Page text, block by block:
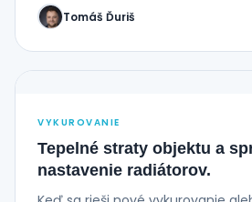
Tomáš Ďuriš
VYKUROVANIE
Tepelné straty objektu a
nastavenie radiátorov.